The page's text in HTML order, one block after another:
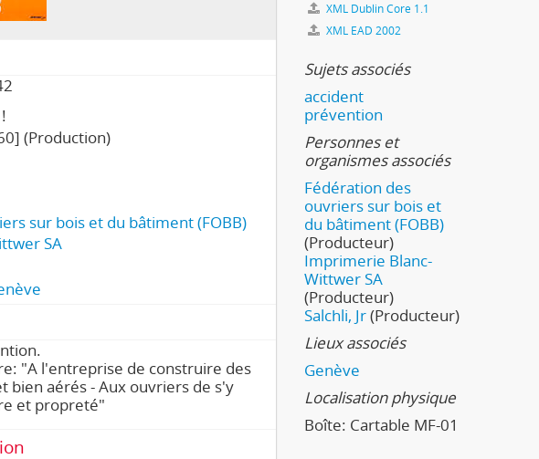
(Production)
sur bois et du bâtiment (FOBB)
SA
"A l'entreprise de construire des
bien aérés - Aux ouvriers de s'y
et propreté"
XML Dublin Core 1.1
XML EAD 2002
Sujets associés
accident
prévention
Personnes et
organismes associés
Fédération des
ouvriers sur bois et
du bâtiment (FOBB)
(Producteur)
Imprimerie Blanc-
Wittwer SA
(Producteur)
Salchli, Jr(Producteur)
Lieux associés
Genève
Localisation physique
Boîte: Cartable MF-01